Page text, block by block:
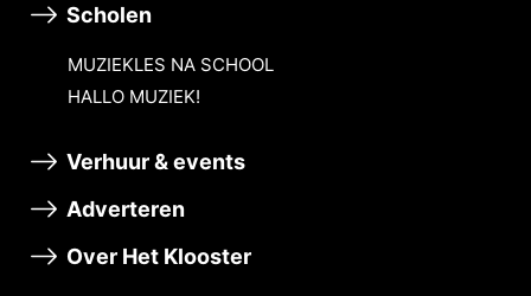
Scholen
MUZIEKLES NA SCHOOL
HALLO MUZIEK!
Verhuur & events
Adverteren
Over Het Klooster